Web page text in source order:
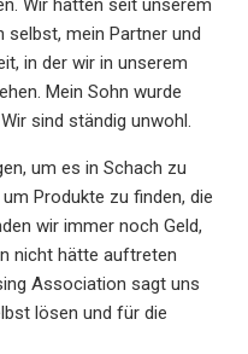
Wir hatten seit unserem
selbst, mein Partner und
in der wir in unserem
Mein Sohn wurde
sind ständig unwohl.
um es in Schach zu
Produkte zu finden, die
wir immer noch Geld,
nicht hätte auftreten
Association sagt uns
lösen und für die